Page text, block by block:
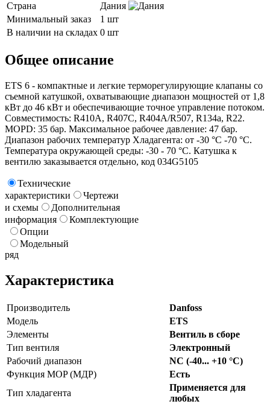
Страна
Дания
Минимальный заказ
1 шт
В наличии на складах 0 шт
Общее описание
ETS 6 - компактные и легкие терморегулирующие клапаны со
съемной катушкой, охватывающие диапазон мощностей от 1,8
кВт до 46 кВт и обеспечивающие точное управление потоком.
Совместимость: R410A, R407C, R404A/R507, R134a, R22.
MOPD: 35 бар. Максимальное рабочее давление: 47 бар.
Диапазон рабочих температур Хладагента: от -30 °C -70 °C.
Температура окружающей среды: -30 - 70 °C. Катушка к
вентилю заказывается отдельно, код 034G5105
Технические
характеристики
Чертежи
и схемы
Дополнительная
информация
Комплектующие
Опции
Модельный
ряд
Характеристика
Производитель
Danfoss
Модель
ETS
Элементы
Вентиль в сборе
Тип вентиля
Электронный
Рабочий диапазон
NC (-40... +10 °C)
Функция MOP (МДР)
Есть
Тип хладагента
Применяется для
любых